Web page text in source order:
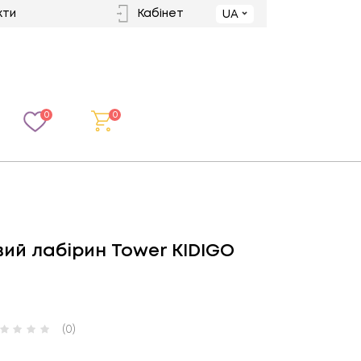
Кабінет UA
0 0
лабірин Tower KIDIGO
(0)